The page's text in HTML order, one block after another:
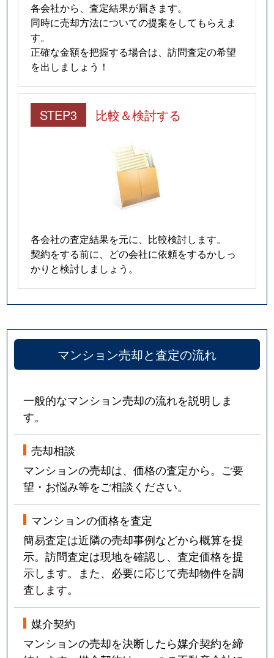
各会社から、査定結果が届きます。
同時に売却方法についての提案をしてもらえま
す。
正確な金額を把握する場合は、訪問査定の希望
を出しましょう！
STEP3 比較＆検討する
各会社の査定結果を元に、比較検討します。
契約をする前に、どの会社に依頼をするかしっ
かりと検討しましょう。
マンション売却と査定の流れ
一般的なマンション売却の流れを説明しま
す。
売却相談
マンションの売却は、価格の査定から。ご要
望・お悩み等をご相談ください。
マンションの価格を査定
簡易査定は近隣の売却事例などから概算を提
示。訪問査定は現地を確認し、査定価格を提
示します。また、必要に応じて売却物件を調
査します。
媒介契約
マンションの売却を決断したら媒介契約を締